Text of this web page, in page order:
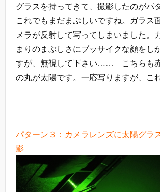
グラスを持ってきて、撮影したのがパ
これでもまだまぶしいですね。ガラス
メラが反射して写ってしまいました。
まりのまぶしさにブッサイクな顔をし
すが、無視して下さい…… こちらも
の丸が太陽です。一応写りますが、こ
パターン３：カメラレンズに太陽グラ
影